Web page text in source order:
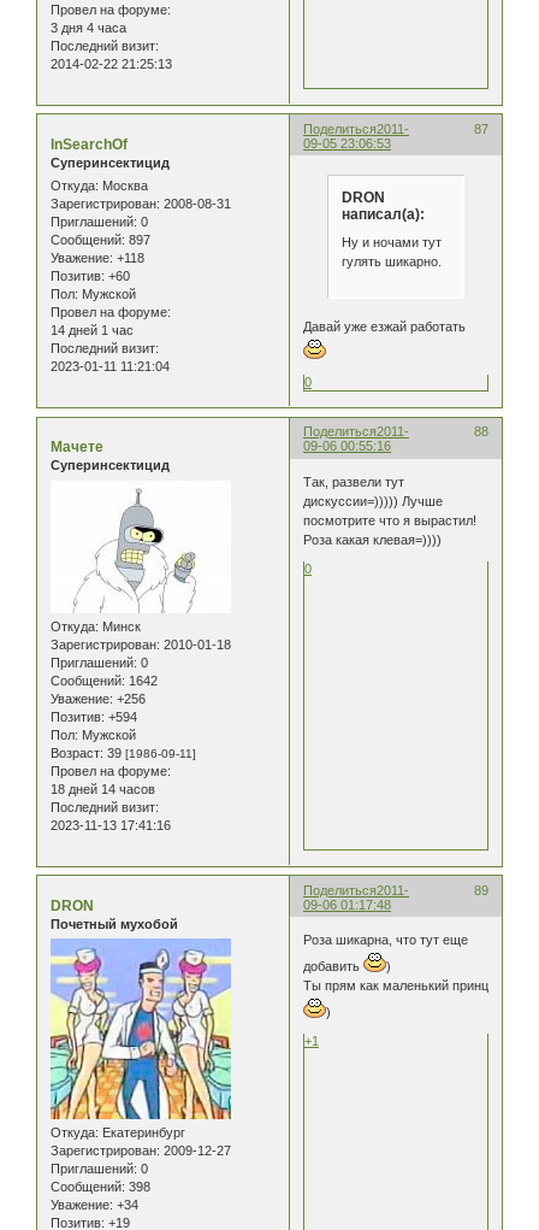
Провел на форуме:
3 дня 4 часа
Последний визит:
2014-02-22 21:25:13
Поделиться 87
2011-
09-05 23:06:53
InSearchOf
Суперинсектицид
Откуда: Москва
Зарегистрирован: 2008-08-31
Приглашений: 0
Сообщений: 897
Уважение: +118
Позитив: +60
Пол: Мужской
Провел на форуме:
14 дней 1 час
Последний визит:
2023-01-11 11:21:04
DRON
написал(а):
Ну и ночами тут
гулять шикарно.
Давай уже езжай работать
0
Поделиться 88
2011-
09-06 00:55:16
Мачете
Суперинсектицид
Откуда: Минск
Зарегистрирован: 2010-01-18
Приглашений: 0
Сообщений: 1642
Уважение: +256
Позитив: +594
Пол: Мужской
Возраст: 39 [1986-09-11]
Провел на форуме:
18 дней 14 часов
Последний визит:
2023-11-13 17:41:16
Так, развели тут
дискуссии=))))) Лучше
посмотрите что я вырастил!
Роза какая клевая=))))
0
Поделиться 89
2011-
09-06 01:17:48
DRON
Почетный мухобой
Откуда: Екатеринбург
Зарегистрирован: 2009-12-27
Приглашений: 0
Сообщений: 398
Уважение: +34
Позитив: +19
Роза шикарна, что тут еще
добавить
)
Ты прям как маленький принц
)
+1